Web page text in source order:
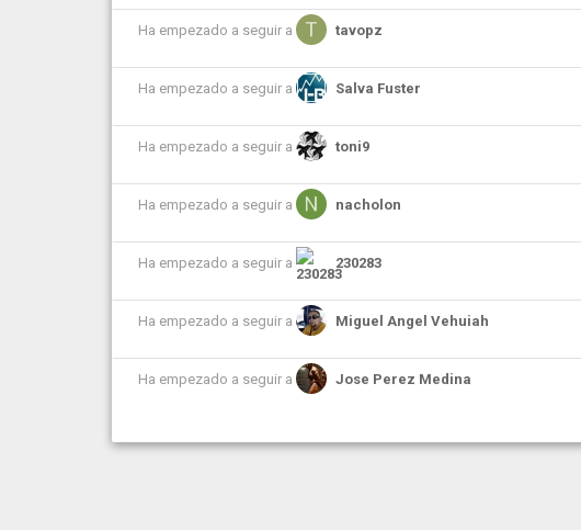
Ha empezado a seguir a tavopz
Ha empezado a seguir a Salva Fuster
Ha empezado a seguir a toni9
Ha empezado a seguir a nacholon
Ha empezado a seguir a 230283
Ha empezado a seguir a Miguel Angel Vehuiah
Ha empezado a seguir a Jose Perez Medina